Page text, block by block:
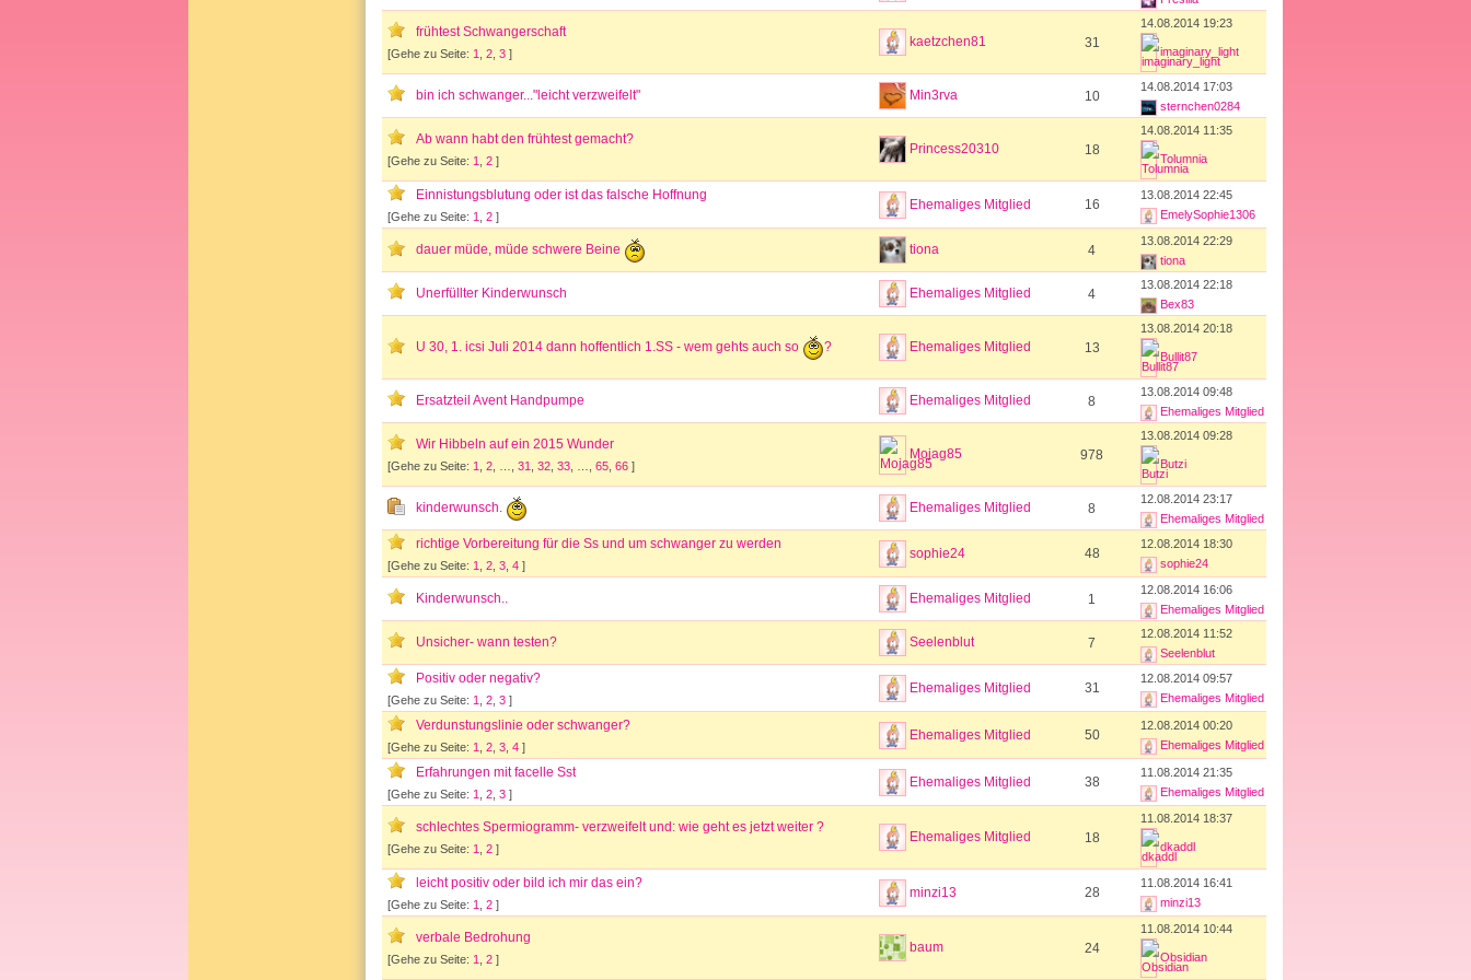
frühtest Schwangerschaft
[Gehe zu Seite: 1 2 3 ]
kaetzchen81 31
14.08.2014 19:23
imaginary_light
bin ich schwanger..."leicht verzweifelt" Min3rva 10
14.08.2014 17:03
sternchen0284
Ab wann habt den frühtest gemacht?
[Gehe zu Seite: 1 2 ]
Princess20310 18
14.08.2014 11:35
Tolumnia
Einnistungsblutung oder ist das falsche Hoffnung
[Gehe zu Seite: 1 2 ]
Ehemaliges Mitglied 16
13.08.2014 22:45
EmelySophie1306
dauer müde, müde schwere Beine tiona 4
13.08.2014 22:29
tiona
Unerfüllter Kinderwunsch Ehemaliges Mitglied 4
13.08.2014 22:18
Bex83
U 30, 1. icsi Juli 2014 dann hoffentlich 1.SS - wem gehts auch so ? Ehemaliges Mitglied 13
13.08.2014 20:18
Bullit87
Ersatzteil Avent Handpumpe Ehemaliges Mitglied 8
13.08.2014 09:48
Ehemaliges Mitglied
Wir Hibbeln auf ein 2015 Wunder
[Gehe zu Seite: 1 2 31 32 33 65 66 ]
Mojag85 978
13.08.2014 09:28
Butzi
kinderwunsch. Ehemaliges Mitglied 8
12.08.2014 23:17
Ehemaliges Mitglied
richtige Vorbereitung für die Ss und um schwanger zu werden
[Gehe zu Seite: 1 2 3 4 ]
sophie24 48
12.08.2014 18:30
sophie24
Kinderwunsch.. Ehemaliges Mitglied 1
12.08.2014 16:06
Ehemaliges Mitglied
Unsicher- wann testen? Seelenblut 7
12.08.2014 11:52
Seelenblut
Positiv oder negativ?
[Gehe zu Seite: 1 2 3 ]
Ehemaliges Mitglied 31
12.08.2014 09:57
Ehemaliges Mitglied
Verdunstungslinie oder schwanger?
[Gehe zu Seite: 1 2 3 4 ]
Ehemaliges Mitglied 50
12.08.2014 00:20
Ehemaliges Mitglied
Erfahrungen mit facelle Sst
[Gehe zu Seite: 1 2 3 ]
Ehemaliges Mitglied 38
11.08.2014 21:35
Ehemaliges Mitglied
schlechtes Spermiogramm- verzweifelt und: wie geht es jetzt weiter ?
[Gehe zu Seite: 1 2 ]
Ehemaliges Mitglied 18
11.08.2014 18:37
dkaddl
leicht positiv oder bild ich mir das ein?
[Gehe zu Seite: 1 2 ]
minzi13 28
11.08.2014 16:41
minzi13
verbale Bedrohung
[Gehe zu Seite: 1 2 ]
baum 24
11.08.2014 10:44
Obsidian